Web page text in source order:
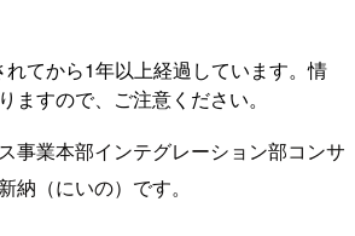
れてから1年以上経過しています。情
ますので、ご注意ください。
事業本部インテグレーション部コンサ
納（にいの）です。